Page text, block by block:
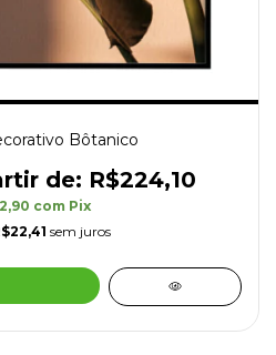
Bôtanico
R$224,10
com Pix
sem juros